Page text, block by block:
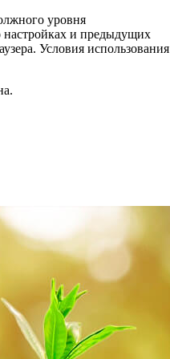
уровня
настройках и предыдущих
Условия использования